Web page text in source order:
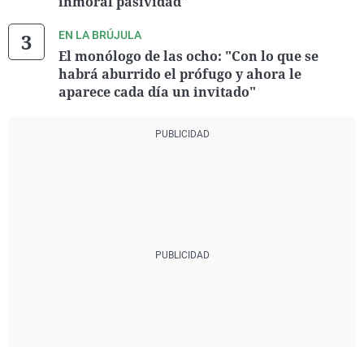
EN LA BRÚJULA
El monólogo de las ocho: "Con lo que se
habrá aburrido el prófugo y ahora le
aparece cada día un invitado"